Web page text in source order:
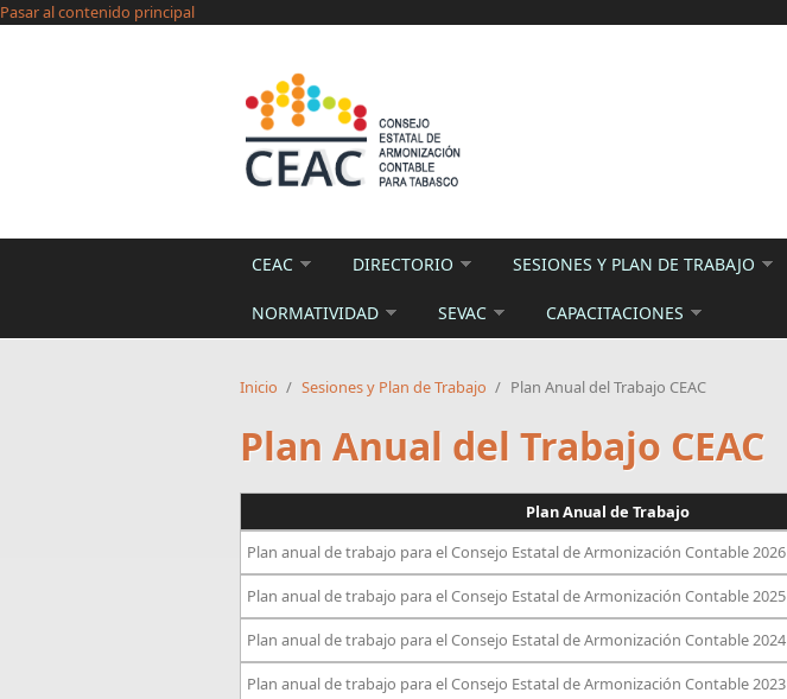
Pasar al contenido principal
CEAC DIRECTORIO SESIONES Y PLAN DE TRABAJO
NORMATIVIDAD SEVAC CAPACITACIONES
Inicio / Sesiones y Plan de Trabajo / Plan Anual del Trabajo CEAC
Plan Anual del Trabajo CEAC
Plan Anual de Trabajo
Plan anual de trabajo para el Consejo Estatal de Armonización Contable 2026
Plan anual de trabajo para el Consejo Estatal de Armonización Contable 2025
Plan anual de trabajo para el Consejo Estatal de Armonización Contable 2024
Plan anual de trabajo para el Consejo Estatal de Armonización Contable 2023